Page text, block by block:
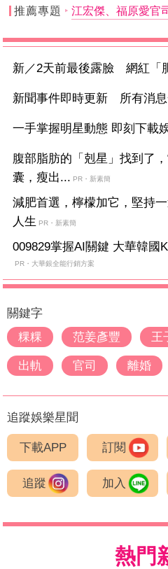
推薦專題 江宏傑、福原愛官
新／2天前最後露臉 網紅「
新聞事件即時更新 所有消息
一手掌握明星動態 即刻下載
腹部脂肪的「剋星」找到了
囊，瘦出... PR・新素簡
減肥首選，檸檬加它，堅持
人生 PR・新素簡
009829掌握AI關鍵 大華韓國
PR・大華銀全能行銷方案
關鍵字
粿粿
范姜彥豐 王
出軌 官司 離婚
追蹤娛樂星聞
下載APP 訂閱
追蹤 加入
熱門